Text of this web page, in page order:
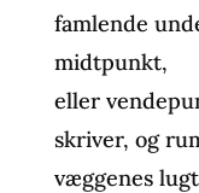
famlende
midtpunkt,
eller
skriver, og
væggenes